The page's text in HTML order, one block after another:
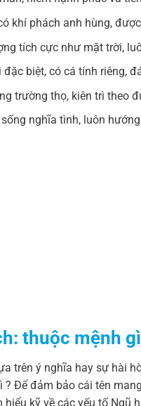
khí phách anh hùng,
tích cực như mặt trời,
biệt, có cá tính riêng,
trường thọ, kiên trì theo
nghĩa tình, luôn
thuộc mệnh
trên ý nghĩa hay sự hài
Để đảm bảo cái tên
hiểu kỹ về các yếu tố